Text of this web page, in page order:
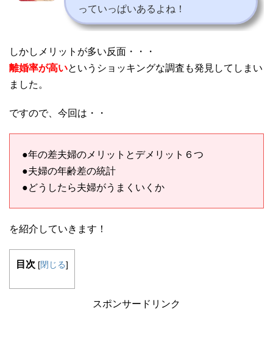
っていっぱいあるよね！
しかしメリットが多い反面・・・
離婚率が高いというショッキングな調査も発見してしまい
ました。
ですので、今回は・・
●年の差夫婦のメリットとデメリット６つ
●夫婦の年齢差の統計
●どうしたら夫婦がうまくいくか
を紹介していきます！
目次 [閉じる]
スポンサードリンク